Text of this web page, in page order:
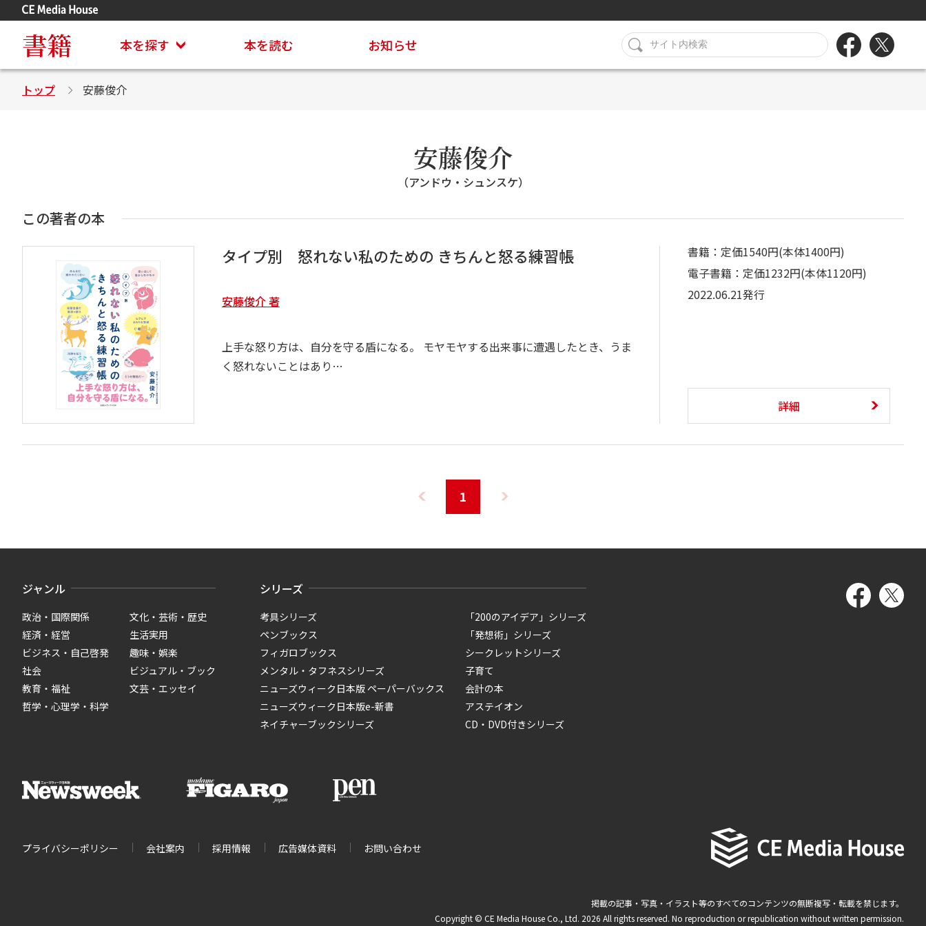
書籍 本を探す 本を読む お知らせ
トップ 安藤俊介
安藤俊介
（アンドウ・シュンスケ）
この著者の本
タイプ別 怒れない私のための きちんと怒る練習帳
安藤俊介 著
上手な怒り方は、自分を守る盾になる。 モヤモヤする出来事に遭遇したとき、うま
く怒れないことはあり…
書籍：定価1540円(本体1400円)
電子書籍：定価1232円(本体1120円)
2022.06.21発行
詳細
1
ジャンル
政治・国際関係
経済・経営
ビジネス・自己啓発
社会
教育・福祉
哲学・心理学・科学
文化・芸術・歴史
生活実用
趣味・娯楽
ビジュアル・ブック
文芸・エッセイ
シリーズ
考具シリーズ
ペンブックス
フィガロブックス
メンタル・タフネスシリーズ
ニューズウィーク日本版 ペーパーバックス
ニューズウィーク日本版e-新書
ネイチャーブックシリーズ
「200のアイデア」シリーズ
「発想術」シリーズ
シークレットシリーズ
子育て
会計の本
アステイオン
CD・DVD付きシリーズ
プライバシーポリシー 会社案内 採用情報 広告媒体資料 お問い合わせ
掲載の記事・写真・イラスト等のすべてのコンテンツの無断複写・転載を禁じます。
Copyright © CE Media House Co., Ltd. 2026 All rights reserved. No reproduction or republication without written permission.